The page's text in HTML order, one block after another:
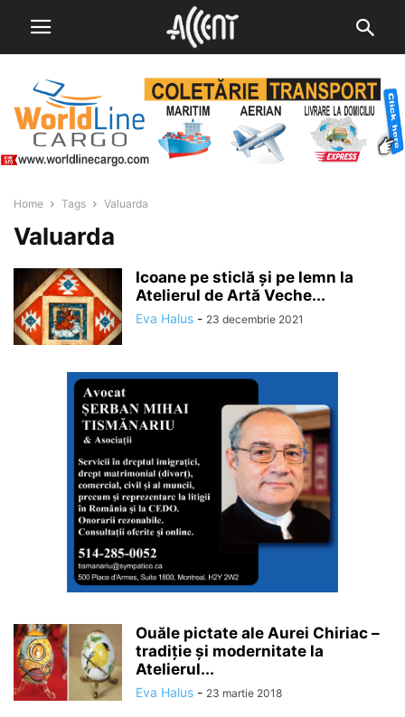
Home Tags Valuarda
Valuarda
Icoane pe sticlă și pe lemn la
Atelierul de Artă Veche...
Eva Halus - 23 decembrie 2021
Ouăle pictate ale Aurei Chiriac –
tradiție și modernitate la
Atelierul...
Eva Halus - 23 martie 2018